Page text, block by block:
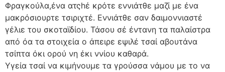
Φραγκούλα,ένα ατςhέ κρότε εννιάτθε μαζί με ένα
μακρόσιουρτε τσιριχτέ. Εννιάτθε σαν δαιμοννιαστέ
γέλιε του σκοταϊδίου. Τάσου σέ έντανη τα παλαίστρα
από όα τα στοιχεία ο άπειρε εψιλέ τσαί αβουτάνα
τσίπτα όκι ορού νη έκι ννίου καθαρά.
Υγεία τσαί να κιμήνουμε τα γρούσσα νάμου με το να